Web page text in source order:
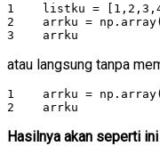
1    listku =
2    arrku =
3    arrku
atau langsung tanpa
1    arrku =
2    arrku
Hasilnya akan seperti ini